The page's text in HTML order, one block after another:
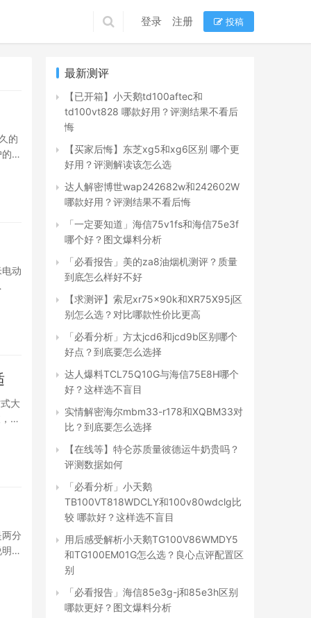
登录 注册 投稿
的
使
动
大
总
分
最新测评
【已开箱】小天鹅td100aftec和
td100vt828 哪款好用？评测结果不看后
悔
【买家后悔】东芝xg5和xg6区别 哪个更
好用？评测解读该怎么选
达人解密博世wap242682w和242602W
哪款好用？评测结果不看后悔
「一定要知道」海信75v1fs和海信75e3f
哪个好？图文爆料分析
「必看报告」美的za8油烟机测评？质量
到底怎么样好不好
【求测评】索尼xr75x90k和XR75X95j区
别怎么选？对比哪款性价比更高
「必看分析」方太jcd6和jcd9b区别哪个
好点？到底要怎么选择
达人爆料TCL75Q10G与海信75E8H哪个
好？这样选不盲目
实情解密海尔mbm33-r178和XQBM33对
比？到底要怎么选择
【在线等】特仑苏质量彼德运牛奶贵吗？
评测数据如何
「必看分析」小天鹅
TB100VT818WDCLY和100v80wdclg比
较 哪款好？这样选不盲目
用后感受解析小天鹅TG100V86WMDY5
和TG100EM01G怎么选？良心点评配置区
别
「必看报告」海信85e3g-j和85e3h区别
哪款更好？图文爆料分析